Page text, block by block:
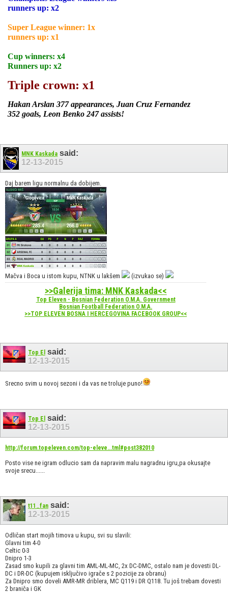
runners up: x2
Super League winner: 1x
runners up: x1
Cup winners: x4
Runners up: x2
Triple crown: x1
Hakan Arslan 377 appearances, Juan Cruz Fernandez
352 goals, Leon Benko 247 assists!
MNK Kaskada said:
12-13-2015
Daj barem ligu normalnu da dobijem.
Mačva i Boca u istom kupu, NTNK u lakšem (izvukao se)
>>Galerija tima: MNK Kaskada<<
Top Eleven - Bosnian Federation O.M.A. Government
Bosnian Football Federation O.M.A.
>>TOP ELEVEN BOSNA I HERCEGOVINA FACEBOOK GROUP<<
Top El said:
12-13-2015
Srecno svim u novoj sezoni i da vas ne troluje puno!
Top El said:
12-13-2015
http://forum.topeleven.com/top-eleve...tml#post382010
Posto vise ne igram odlucio sam da napravim malu nagradnu igru,pa okusajte
svoje srecu......
t11_fan said:
12-13-2015
Odličan start mojih timova u kupu, svi su slavili:
Glavni tim 4-0
Celtic 0-3
Dnipro 1-3
Zasad smo kupili za glavni tim AML-ML-MC, 2x DC-DMC, ostalo nam je dovesti DL-
DC i DR-DC (kupujem isključivo igrače s 2 pozicije za obranu)
Za Dnipro smo doveli AMR-MR driblera, MC Q119 i DR Q118. Tu još trebam dovesti
2 braniča i GK